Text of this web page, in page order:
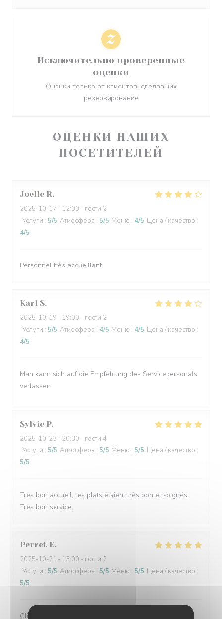
ОЦЕНКИ НАШИХ
ПОСЕТИТЕЛЕЙ
Joelle R
2025-10-17 - 12:00 - гости 2
Услуги : 5/5 Атмосфера : 5/5 Меню : 4/5 Цена / качество :
4/5
Personnel très accueillant
Karl S
2025-10-19 - 19:00 - гости 2
Услуги : 5/5 Атмосфера : 4/5 Меню : 4/5 Цена / качество :
4/5
Man kann sich auf die Empfehlung des Servicepersonals
verlassen.
Sylvie P
2025-10-23 - 20:30 - гости 4
Услуги : 5/5 Атмосфера : 5/5 Меню : 5/5 Цена / качество :
5/5
Très bon accueil, les plats étaient très bon et soignés.
Très bon service.
Perret E
2025-10-21 - 13:00 - гости 2
Услуги : 5/5 Атмосфера : 5/5 Меню : 5/5 Цена / качество :
5/5
Client fidèle et jamais déçu
Исключительно проверенные
оценки
Оценки только от клиентов, сделавших
резервирование